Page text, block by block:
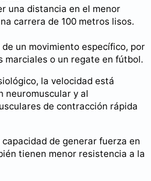
una distancia en el menor
carrera de 100 metros lisos.
un movimiento específico, por
marciales o un regate en fútbol.
la velocidad está
neuromuscular y al
de contracción rápida
de generar fuerza en
tienen menor resistencia a la